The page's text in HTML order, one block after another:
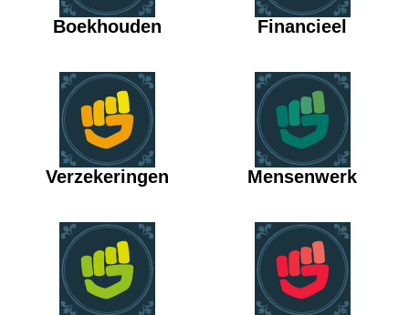
Boekhouden Financieel
Verzekeringen Mensenwerk